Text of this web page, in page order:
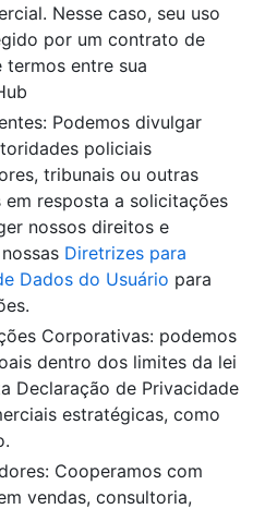
Nesse caso, seu uso
por um contrato de
entre sua
Podemos divulgar
policiais
tribunais ou outras
resposta a solicitações
nossos direitos e
Diretrizes para
Dados do Usuário para
Corporativas: podemos
dentro dos limites da lei
Declaração de Privacidade
estratégicas, como
Cooperamos com
vendas, consultoria,